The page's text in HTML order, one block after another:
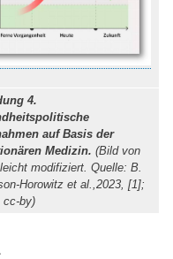
4.
auf Basis der
Medizin. (Bild von
modifiziert. Quelle: B.
Horowitz et al.,2023, [1];
cc-by)